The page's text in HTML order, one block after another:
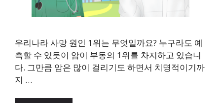
우리나라 사망 원인 1위는 무엇일까요? 누구라도 예
측할 수 있듯이 암이 부동의 1위를 차지하고 있습니
다. 그만큼 암은 많이 걸리기도 하면서 치명적이기까
지 …